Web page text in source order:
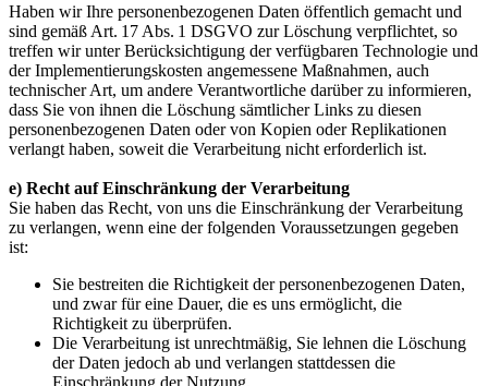
Haben wir Ihre personenbezogenen Daten öffentlich gemacht und
sind gemäß Art. 17 Abs. 1 DSGVO zur Löschung verpflichtet, so
treffen wir unter Berücksichtigung der verfügbaren Technologie und
der Implementierungskosten angemessene Maßnahmen, auch
technischer Art, um andere Verantwortliche darüber zu informieren,
dass Sie von ihnen die Löschung sämtlicher Links zu diesen
personenbezogenen Daten oder von Kopien oder Replikationen
verlangt haben, soweit die Verarbeitung nicht erforderlich ist.
e) Recht auf Einschränkung der Verarbeitung
Sie haben das Recht, von uns die Einschränkung der Verarbeitung
zu verlangen, wenn eine der folgenden Voraussetzungen gegeben
ist:
Sie bestreiten die Richtigkeit der personenbezogenen Daten,
und zwar für eine Dauer, die es uns ermöglicht, die
Richtigkeit zu überprüfen.
Die Verarbeitung ist unrechtmäßig, Sie lehnen die Löschung
der Daten jedoch ab und verlangen stattdessen die
Einschränkung der Nutzung.